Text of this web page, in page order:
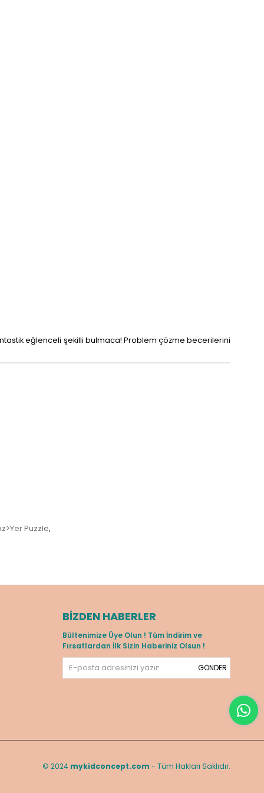
eğlenceli şekilli bulmaca! Problem çözme becerilerini
Puzzle,
BIZDEN HABERLER
Bültenimize Üye Olun ! Tüm İndirim ve
Fırsatlardan İlk Sizin Haberiniz Olsun !
GÖNDER
© 2024 mykidconcept.com - Tüm Hakları Saklıdır.